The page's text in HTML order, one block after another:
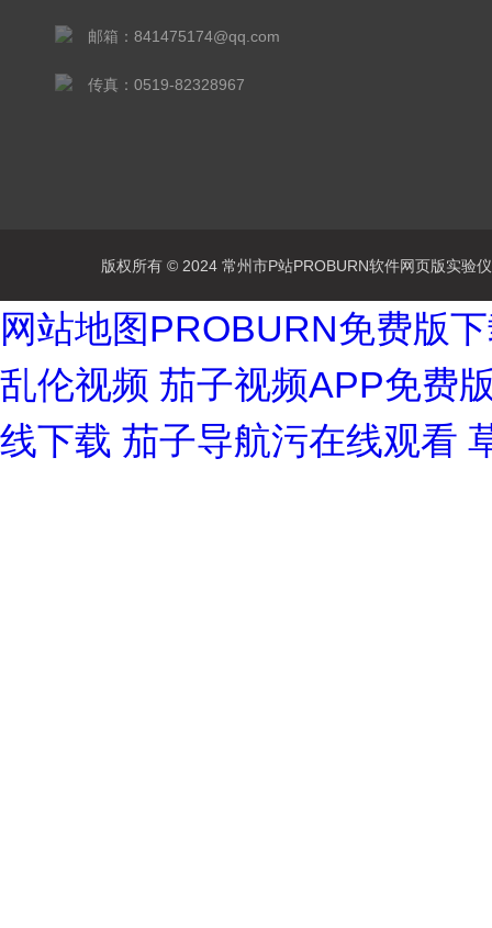
邮箱：841475174@qq.com
传真：0519-82328967
版权所有 © 2024 常州市P站PROBURN软件网页版实
网站地图PROBURN免费版
乱伦视频 茄子视频APP免费
线下载 茄子导航污在线观看